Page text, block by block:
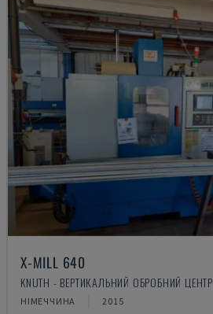
X-MILL 640
KNUTH - ВЕРТИКАЛЬНИЙ ОБРОБНИЙ ЦЕНТР
НІМЕЧЧИНА 2015